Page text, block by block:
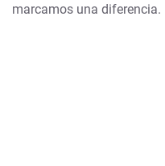
marcamos una diferencia.